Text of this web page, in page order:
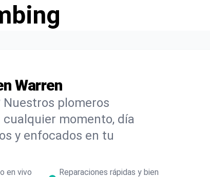
Warren
Nuestros plomeros
cualquier momento, día
y enfocados en tu
en vivo
Reparaciones rápidas y bien